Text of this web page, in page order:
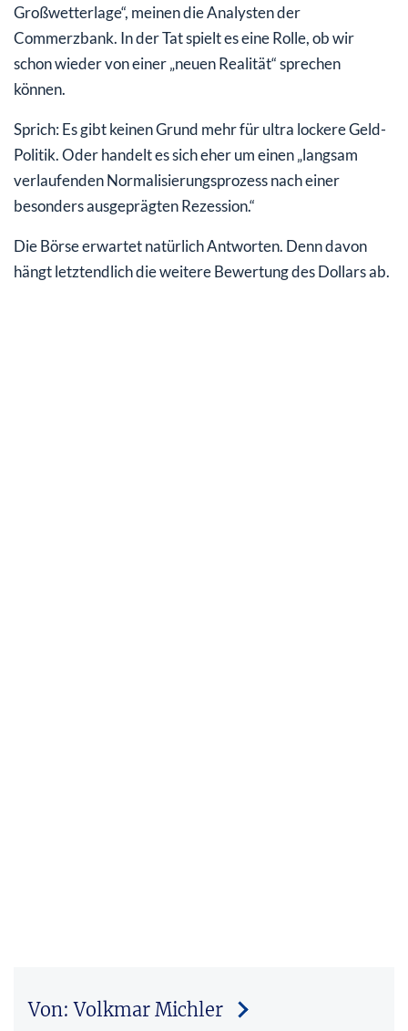
Großwetterlage“, meinen die Analysten der
Commerzbank. In der Tat spielt es eine Rolle, ob wir
schon wieder von einer „neuen Realität“ sprechen
können.
Sprich: Es gibt keinen Grund mehr für ultra lockere Geld-
Politik. Oder handelt es sich eher um einen „langsam
verlaufenden Normalisierungsprozess nach einer
besonders ausgeprägten Rezession.“
Die Börse erwartet natürlich Antworten. Denn davon
hängt letztendlich die weitere Bewertung des Dollars ab.
Von: Volkmar Michler